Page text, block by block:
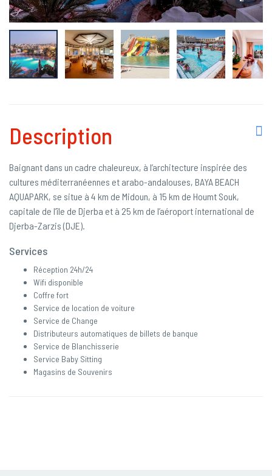
Description
Baignant dans un cadre chaleureux, à l’architecture inspirée des
cultures méditerranéennes et arabo-andalouses, BAYA BEACH
AQUAPARK, se situe à 4 km de Midoun, à 15 km de Houmt Souk,
capitale de l’île de Djerba et à 25 km de l’aéroport international de
Djerba-Zarzis (DJE).
Services
Réception 24h/24
Wifi disponible
Coffre fort
Service de location de voiture
Service de Change
Distributeurs automatiques de billets de banque
Service de Blanchisserie
Service Baby Sitting
Magasins de Souvenirs